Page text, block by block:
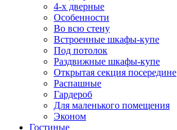
4-х дверные
Особенности
Во всю стену
Встроенные шкафы-купе
Под потолок
Раздвижные шкафы-купе
Открытая секция посередине
Распашные
Гардероб
Для маленького помещения
Эконом
Гостиные